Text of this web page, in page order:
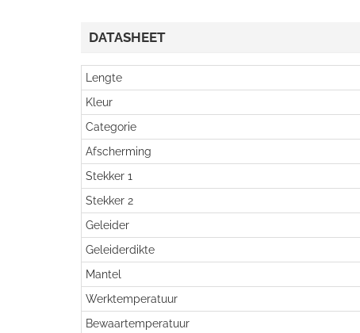
DATASHEET
Lengte
Kleur
Categorie
Afscherming
Stekker 1
Stekker 2
Geleider
Geleiderdikte
Mantel
Werktemperatuur
Bewaartemperatuur